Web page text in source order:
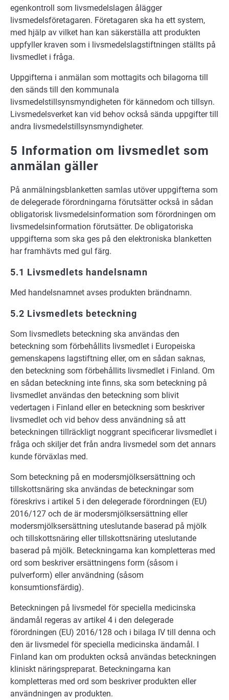
egenkontroll som livsmedelslagen ålägger
livsmedelsföretagaren. Företagaren ska ha ett system,
med hjälp av vilket han kan säkerställa att produkten
uppfyller kraven som i livsmedelslagstiftningen ställts på
livsmedlet i fråga.
Uppgifterna i anmälan som mottagits och bilagorna till
den sänds till den kommunala
livsmedelstillsynsmyndigheten för kännedom och tillsyn.
Livsmedelsverket kan vid behov också sända uppgifter till
andra livsmedelstillsynsmyndigheter.
5 Information om livsmedlet som
anmälan gäller
På anmälningsblanketten samlas utöver uppgifterna som
de delegerade förordningarna förutsätter också in sådan
obligatorisk livsmedelsinformation som förordningen om
livsmedelsinformation förutsätter. De obligatoriska
uppgifterna som ska ges på den elektroniska blanketten
har framhävts med gul färg.
5.1 Livsmedlets handelsnamn
Med handelsnamnet avses produkten brändnamn.
5.2 Livsmedlets beteckning
Som livsmedlets beteckning ska användas den
beteckning som förbehållits livsmedlet i Europeiska
gemenskapens lagstiftning eller, om en sådan saknas,
den beteckning som förbehållits livsmedlet i Finland. Om
en sådan beteckning inte finns, ska som beteckning på
livsmedlet användas den beteckning som blivit
vedertagen i Finland eller en beteckning som beskriver
livsmedlet och vid behov dess användning så att
beteckningen tillräckligt noggrant specificerar livsmedlet i
fråga och skiljer det från andra livsmedel som det annars
kunde förväxlas med.
Som beteckning på en modersmjölksersättning och
tillskottsnäring ska användas de beteckningar som
föreskrivs i artikel 5 i den delegerade förordningen (EU)
2016/127 och de är modersmjölksersättning eller
modersmjölksersättning uteslutande baserad på mjölk
och tillskottsnäring eller tillskottsnäring uteslutande
baserad på mjölk. Beteckningarna kan kompletteras med
ord som beskriver ersättningens form (såsom i
pulverform) eller användning (såsom
konsumtionsfärdig).
Beteckningen på livsmedel för speciella medicinska
ändamål regeras av artikel 4 i den delegerade
förordningen (EU) 2016/128 och i bilaga IV till denna och
den är livsmedel för speciella medicinska ändamål. I
Finland kan om produkten också användas beteckningen
kliniskt näringspreparat. Beteckningarna kan
kompletteras med ord som beskriver produkten eller
användningen av produkten.